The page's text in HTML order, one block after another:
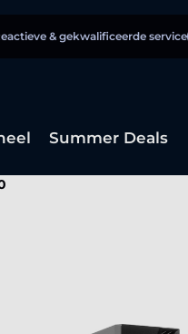
& gekwalificeerde service
Summer Deals